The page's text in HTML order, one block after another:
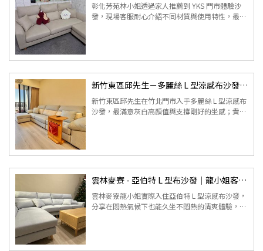
彰化芳苑林小姐透過家人推薦到 YKS 門市體驗沙
發，現場客服耐心介紹不同材質與使用特性，最後
新竹東區邱先生－多麗絲 L 型涼感布沙發｜沙發開箱心得
新竹東區邱先生在竹北門市入手多麗絲 L 型涼感布
沙發，最滿意灰白高顏值與支撐剛好的坐感；貴妃
雲林麥寮 - 亞伯特 L 型布沙發｜龍小姐客製涼感布實拍
雲林麥寮龍小姐實際入住亞伯特 L 型涼感布沙發，
分享在悶熱氣候下也能久坐不悶熱的清爽體驗，以